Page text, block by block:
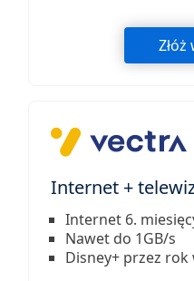
Internet +
Internet 6.
Nawet do 1GB/s
Disney+ przez